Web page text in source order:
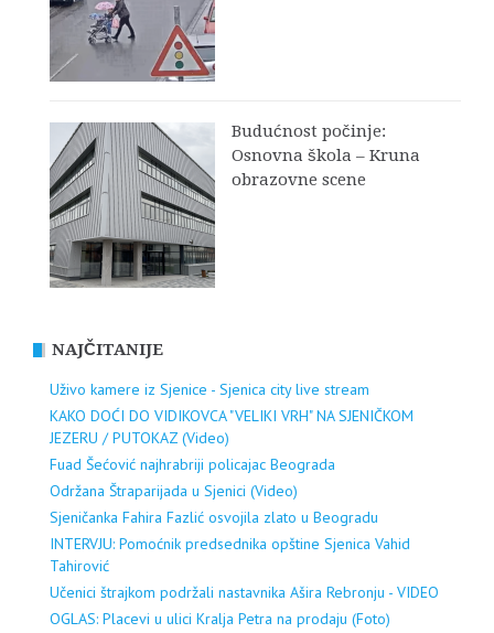
Budućnost počinje:
Osnovna škola – Kruna
obrazovne scene
NAJČITANIJE
Uživo kamere iz Sjenice - Sjenica city live stream
KAKO DOĆI DO VIDIKOVCA "VELIKI VRH" NA SJENIČKOM
JEZERU / PUTOKAZ (Video)
Fuad Šećović najhrabriji policajac Beograda
Održana Štraparijada u Sjenici (Video)
Sjeničanka Fahira Fazlić osvojila zlato u Beogradu
INTERVJU: Pomoćnik predsednika opštine Sjenica Vahid
Tahirović
Učenici štrajkom podržali nastavnika Ašira Rebronju - VIDEO
OGLAS: Placevi u ulici Kralja Petra na prodaju (Foto)